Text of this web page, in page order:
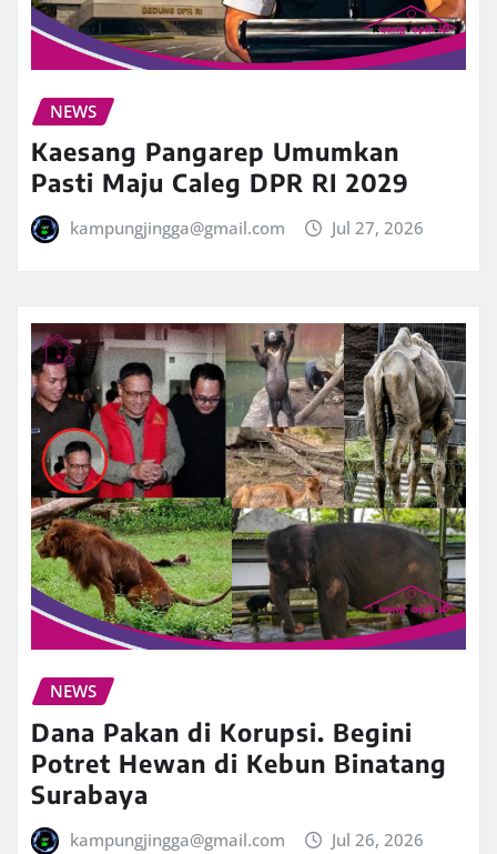
NEWS
Kaesang Pangarep Umumkan
Pasti Maju Caleg DPR RI 2029
kampungjingga@gmail.com Jul 27, 2026
NEWS
Dana Pakan di Korupsi. Begini
Potret Hewan di Kebun Binatang
Surabaya
kampungjingga@gmail.com Jul 26, 2026